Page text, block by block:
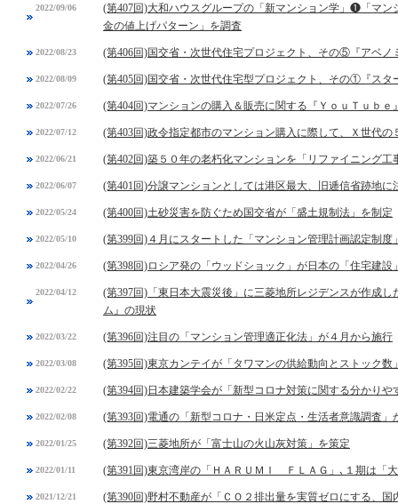
2022/09/06
(第407回)大和ハウスグループの「新マンション学」❶「マン
金の値上げパターン」を調査
2022/08/23 (第406回)国交省・次世代住宅プロジェクト、その⑤『アベノ
2022/08/09 (第405回)国交省・次世代住宅型プロジェクト、その①『スタ
2022/07/26 (第404回)マンションの購入＆販売に関する『ＹｏｕＴｕｂｅ
2022/07/12 (第403回)政令指定都市のマンション購入に際して、Ｘ世代
2022/06/21 (第402回)築５０年の老朽化マンションを「リファイニング工
2022/06/07 (第401回)分譲マンションとしては港区最大、旧逓信省跡地
2022/05/24 (第400回)土砂災害を防ぐため国交省が「盛土規制法」を制定
2022/05/10 (第399回)４月にスタートした「マンション管理計画認定制度
2022/04/26 (第398回)ロシア発の「ウッドショック」が日本の「住宅建設
2022/04/12
(第397回)「東日本大震災後」に三菱地所レジデンスが作成
ム』の現状
2022/03/22 (第396回)注目の「マンション管理適正化法」が４月から施行
2022/03/08 (第395回)東京カンテイが「タワマンの供給動向とストック数
2022/02/22 (第394回)日本建築学会が「新型コロナ対策に関する分かりや
2022/02/08 (第393回)電通の「新型コロナ・日米定点・生活者意識調査」
2022/01/25 (第392回)三菱地所が「富士山の火山灰対策」を策定
2022/01/11 (第391回)東京湾岸の「ＨＡＲＵＭＩ ＦＬＡＧ」､１期は「
2021/12/21 (第390回)野村不動産が「ＣＯ２排出量を実質ゼロにする、